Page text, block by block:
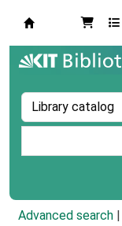
Advanced search